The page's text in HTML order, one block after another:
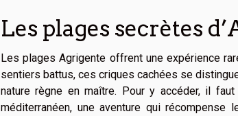
Les plages secrètes
Les plages Agrigente offrent une expérience
sentiers battus, ces criques cachées se
nature règne en maître. Pour y accéder, il
méditerranéen, une aventure qui